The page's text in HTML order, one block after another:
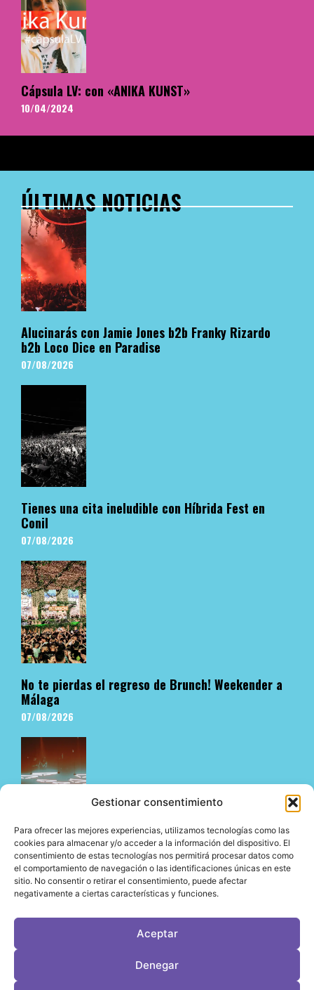
Gestionar consentimiento
Para ofrecer las mejores experiencias, utilizamos tecnologías como las
cookies para almacenar y/o acceder a la información del dispositivo. El
consentimiento de estas tecnologías nos permitirá procesar datos como
el comportamiento de navegación o las identificaciones únicas en este
sitio. No consentir o retirar el consentimiento, puede afectar
negativamente a ciertas características y funciones.
Aceptar
Denegar
Cápsula LV: con «ANIKA KUNST»
10/04/2024
ÚLTIMAS NOTICIAS
Alucinarás con Jamie Jones b2b Franky Rizardo
b2b Loco Dice en Paradise
07/08/2026
Tienes una cita ineludible con Híbrida Fest en
Conil
07/08/2026
No te pierdas el regreso de Brunch! Weekender a
Málaga
07/08/2026
El underground en Ibiza es cosa de Pyramid
06/08/2026
Desarrollo web por OrigenDigitalContacto: info@leviragetv